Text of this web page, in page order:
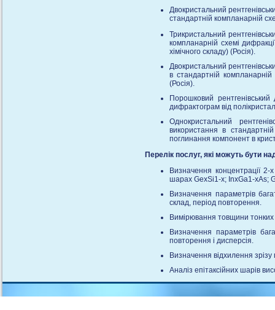
Двокристальний
стандартнiй компланарнiй
Трикристальний
компланарнiй схемi
хiмiчного складу) (Росiя).
Двокристальний
в стандартнiй
(Росiя).
Порошковий
дифрактограм вiд
Однокристальний
використання в
поглинання компонент в
Перелік послуг, які можуть бути
Визначення концентрації
шарах GexSi1-x; InxGa1-xAs;
Визначення параметрів
склад, період повторення.
Вимірювання товщини тонких
Визначення параметрів
повторення і дисперсія.
Визначення відхилення
Аналіз епітаксійних шарів